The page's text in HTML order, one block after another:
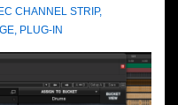
CHANNEL STRIP,
, PLUG-IN